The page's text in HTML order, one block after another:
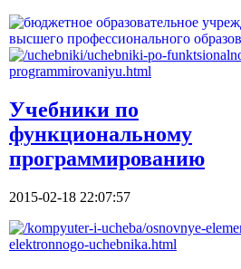
Учебники по
функциональному
программированию
2015-02-18 22:07:57